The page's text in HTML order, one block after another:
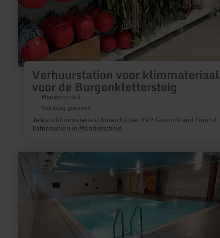
Verhuurstation voor klimmateriaal
voor de Burgenklettersteig
Manderscheid
Vandaag geopend
Je kunt klimmateriaal huren bij het VVV GesundLand Tourist
Information in Manderscheid.
informatie
Hallenbad